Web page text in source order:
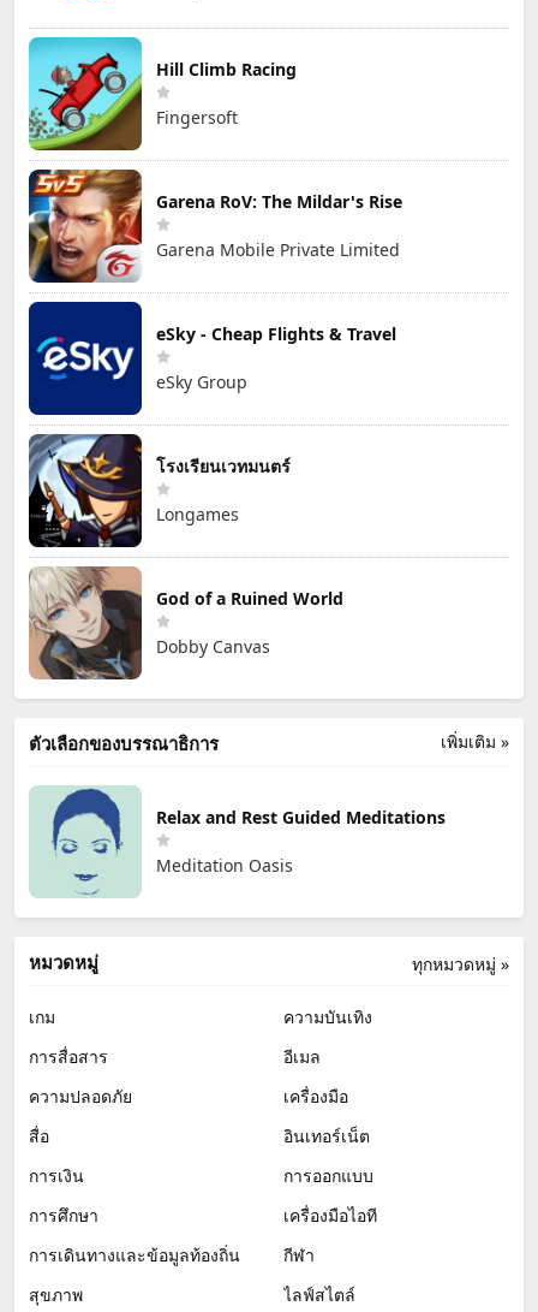
Hill Climb Racing
Fingersoft
Garena RoV: The Mildar's Rise
Garena Mobile Private Limited
eSky - Cheap Flights & Travel
eSky Group
โรงเรียนเวทมนตร์
Longames
God of a Ruined World
Dobby Canvas
เพิ่มเติม »
ตัวเลือกของบรรณาธิการ
Relax and Rest Guided Meditations
Meditation Oasis
ทุกหมวดหมู่ »
หมวดหมู่
เกม
ความบันเทิง
การสื่อสาร
อีเมล
ความปลอดภัย
เครื่องมือ
สื่อ
อินเทอร์เน็ต
การเงิน
การออกแบบ
การศึกษา
เครื่องมือไอที
การเดินทางและข้อมูลท้องถิ่น
กีฬา
สุขภาพ
ไลฟ์สไตล์